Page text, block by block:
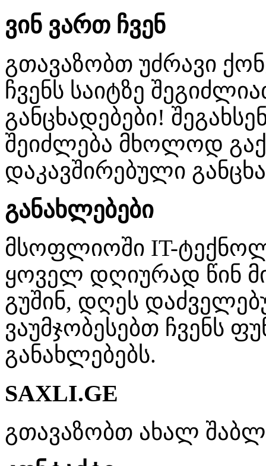
ვინ ვართ ჩვენ
გთავაზობთ უძრავი
ჩვენს საიტზე
განცხადებები!
შეიძლება მხოლოდ
დაკავშირებული
განახლებები
მსოფლიოში IT-
ყოველ დღიურად წინ
გუშინ, დღეს
ვაუმჯობესებთ ჩვენს
განახლებებს.
SAXLI.GE
გთავაზობთ ახალ